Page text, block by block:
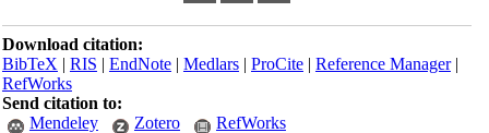
Download citation:
BibTeX|RIS|EndNote|Medlars|ProCite|Reference Manager
RefWorks
Send citation to:
Mendeley
Zotero RefWorks